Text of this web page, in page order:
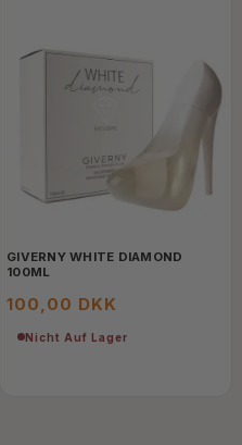
GIVERNY WHITE DIAMOND
100ML
100,00 DKK
Nicht Auf Lager